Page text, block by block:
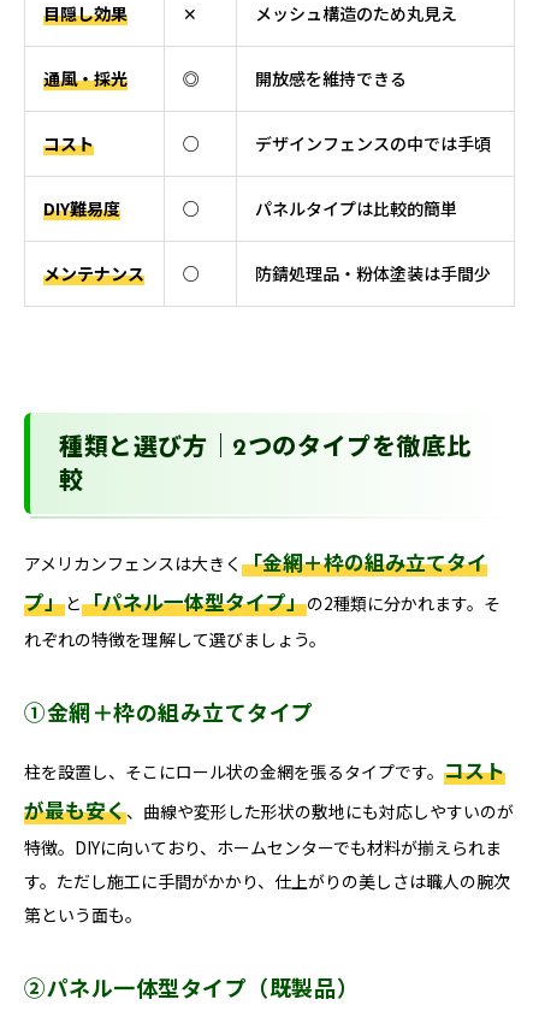
目隠し効果 ✕ メッシュ構造のため丸見え
通風・採光 ◎ 開放感を維持できる
コスト ○ デザインフェンスの中では手頃
DIY難易度 ○ パネルタイプは比較的簡単
メンテナンス ○ 防錆処理品・粉体塗装は手間少
種類と選び方｜2つのタイプを徹底比
較
アメリカンフェンスは大きく 「金網＋枠の組み立てタイ
プ」と「パネル一体型タイプ」の2種類に分かれます。そ
れぞれの特徴を理解して選びましょう。
①金網＋枠の組み立てタイプ
柱を設置し、そこにロール状の金網を張るタイプです。 コスト
が最も安く、曲線や変形した形状の敷地にも対応しやすいのが
特徴。DIYに向いており、ホームセンターでも材料が揃えられま
す。ただし施工に手間がかかり、仕上がりの美しさは職人の腕次
第という面も。
②パネル一体型タイプ（既製品）